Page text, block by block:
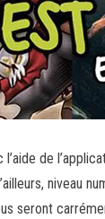
l’aide de
niveau
seront